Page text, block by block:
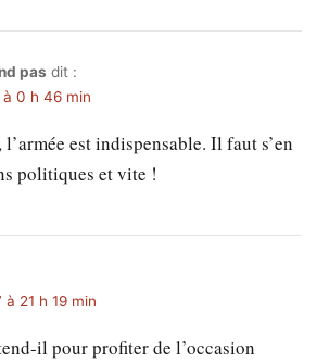
pas dit :
à 0 h 46 min
est indispensable. Il faut s’en
politiques et vite !
21 h 19 min
il pour profiter de l’occasion